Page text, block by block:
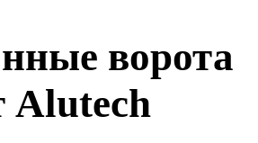
ворота
Alutech